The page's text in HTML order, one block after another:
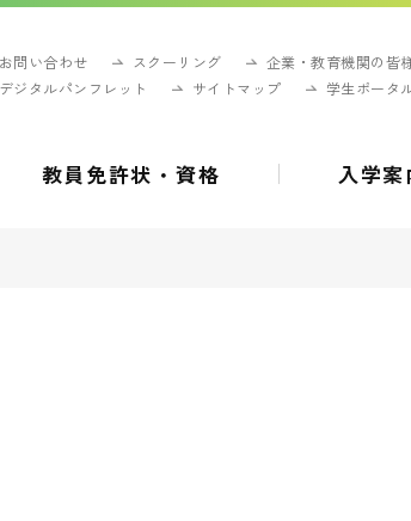
お問い合わせ スクーリング
企業・教育機関の皆
デジタルパンフレット
サイトマップ 学生ポータ
教員免許状・資格 入学案